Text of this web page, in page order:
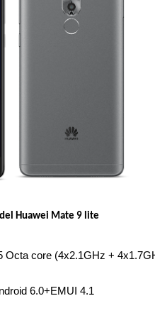
Huawei Mate 9 lite
Octa core (4x2.1GHz +
6.0+EMUI 4.1